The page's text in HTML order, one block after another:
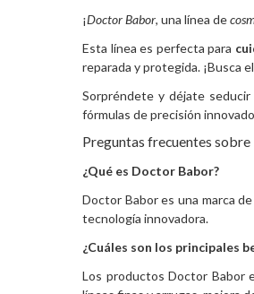
¡Doctor Babor, una línea de
Esta línea es perfecta para
reparada y protegida. ¡Busca
Sorpréndete y déjate
fórmulas de precisión
Preguntas frecuentes
¿Qué es Doctor Babor?
Doctor Babor es una marca
tecnología innovadora.
¿Cuáles son los principales
Los productos Doctor Babor